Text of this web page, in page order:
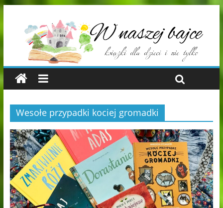
Wesołe przypadki kociej gromadki